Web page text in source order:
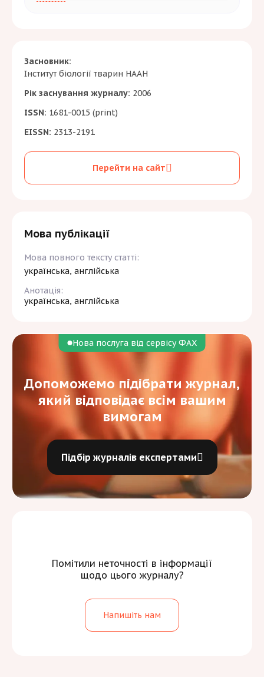
Засновник:
Інститут біології тварин НААН
Рік заснування журналу: 2006
ISSN: 1681-0015 (print)
EISSN: 2313-2191
Перейти на сайт
Мова публікації
Мова повного тексту статті:
українська, англійська
Анотація:
українська, англійська
Помітили неточності в інформації
щодо цього журналу?
Напишіть нам
публікуються безкоштовно.
Нова послуга від сервісу ФАХ
Допоможемо підібрати журнал,
який відповідає всім вашим
вимогам
Підбір журналів експертами